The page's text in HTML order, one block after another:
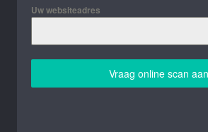
Uw websiteadres
Vraag online scan aan